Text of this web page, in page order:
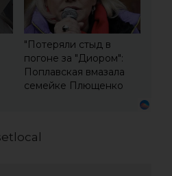
"Потеряли стыд в
погоне за "Диором":
Поплавская вмазала
семейке Плющенко